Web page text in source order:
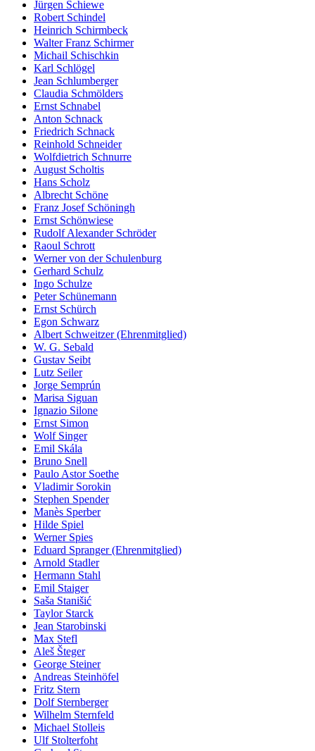
Jürgen Schiewe
Robert Schindel
Heinrich Schirmbeck
Walter Franz Schirmer
Michail Schischkin
Karl Schlögel
Jean Schlumberger
Claudia Schmölders
Ernst Schnabel
Anton Schnack
Friedrich Schnack
Reinhold Schneider
Wolfdietrich Schnurre
August Scholtis
Hans Scholz
Albrecht Schöne
Franz Josef Schöningh
Ernst Schönwiese
Rudolf Alexander Schröder
Raoul Schrott
Werner von der Schulenburg
Gerhard Schulz
Ingo Schulze
Peter Schünemann
Ernst Schürch
Egon Schwarz
Albert Schweitzer (Ehrenmitglied)
W. G. Sebald
Gustav Seibt
Lutz Seiler
Jorge Semprún
Marisa Siguan
Ignazio Silone
Ernst Simon
Wolf Singer
Emil Skála
Bruno Snell
Paulo Astor Soethe
Vladimir Sorokin
Stephen Spender
Manès Sperber
Hilde Spiel
Werner Spies
Eduard Spranger (Ehrenmitglied)
Arnold Stadler
Hermann Stahl
Emil Staiger
Saša Stanišić
Taylor Starck
Jean Starobinski
Max Stefl
Aleš Šteger
George Steiner
Andreas Steinhöfel
Fritz Stern
Dolf Sternberger
Wilhelm Sternfeld
Michael Stolleis
Ulf Stolterfoht